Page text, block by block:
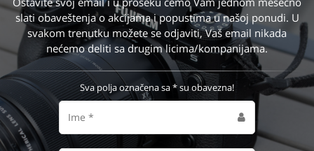
Prijavi seza naš Newsletter
Ostavite svoj email i u proseku ćemo Vam jednom mesečno
slati obaveštenja o akcijama i popustima u našoj ponudi. U
svakom trenutku možete se odjaviti, Vaš email nikada
nećemo deliti sa drugim licima/kompanijama.